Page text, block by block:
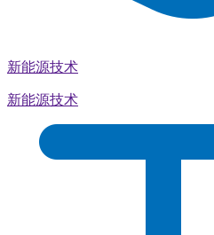
新能源技术
新能源技术